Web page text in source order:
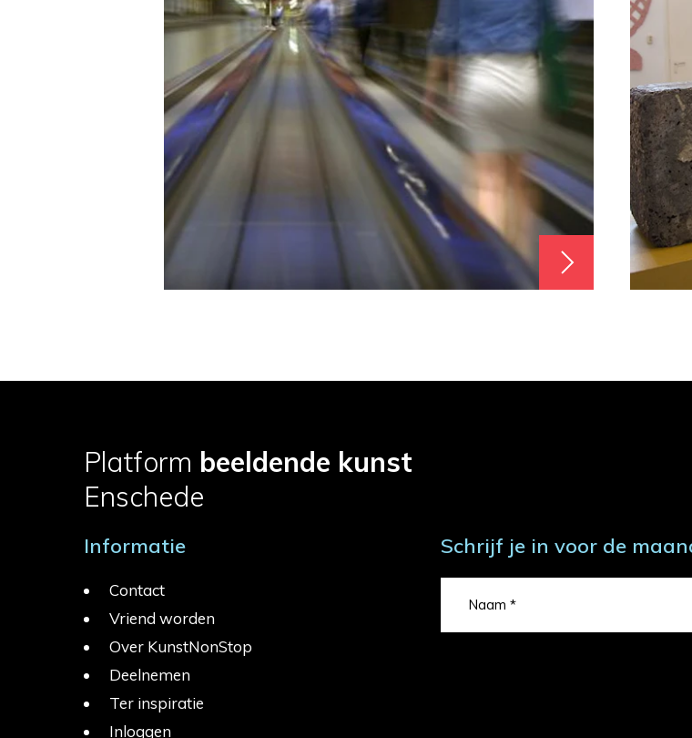
Platform beeldende kunst
Enschede
Informatie
Contact
Vriend worden
Over KunstNonStop
Deelnemen
Ter inspiratie
Inloggen
Schrijf je in voor de